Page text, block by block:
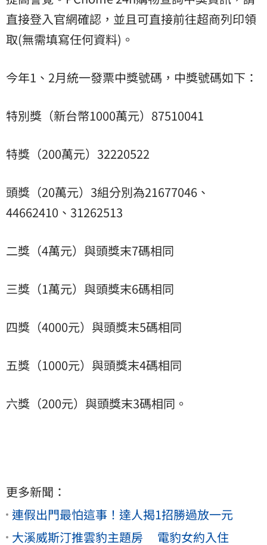
直接登入官網確認，並且可直接前往超商列印領
取(無需填寫任何資料)。
今年1、2月統一發票中獎號碼，中獎號碼如下：
特別獎（新台幣1000萬元）87510041
特獎（200萬元）32220522
頭獎（20萬元）3組分別為21677046、
44662410、31262513
二獎（4萬元）與頭獎末7碼相同
三獎（1萬元）與頭獎末6碼相同
四獎（4000元）與頭獎末5碼相同
五獎（1000元）與頭獎末4碼相同
六獎（200元）與頭獎末3碼相同。
更多新聞：
連假出門最怕這事！達人揭1招勝過放一元
大溪威斯汀推雲豹主題房 電豹女約入住